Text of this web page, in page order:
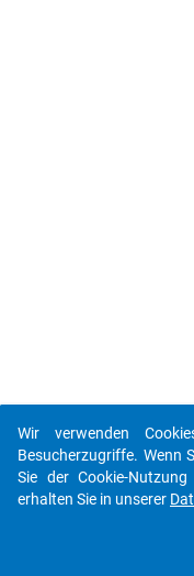
Wir verwenden
Besucherzugriffe. Wenn
Sie der Cookie-
erhalten Sie in unserer